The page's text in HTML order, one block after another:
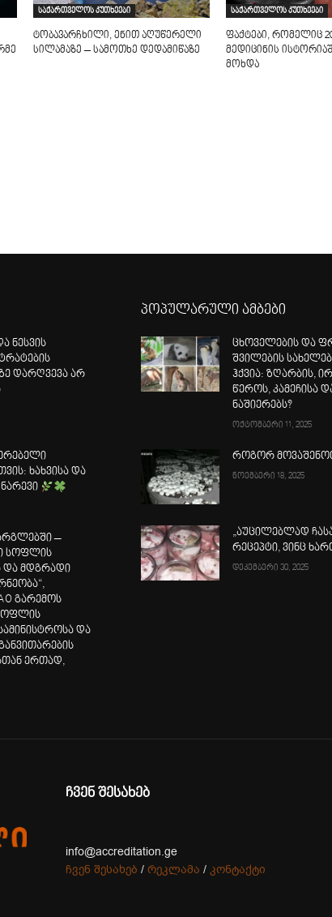
საქართველოს კუთხეები
ტობავარჩხილი, ენით აღუწერელი
სილამაზე – სამოთხე დედამიწაზე
საქართველოს კუთხეები
ფაქტები, რომელიც
მედიცინის
მოხდა
ნესვის
დარღვევა არ
ხახვისა და
–
სოფლის
და მდგრადი
გარემოს
და
ერთად,
პოპულარული ამბები
ცხოველების და
შვილების
ჰქვია: ზღარბის,
წეროს, კამეჩისა
ნაშიერებს?
ოქტომბერი 11, 2025
როგორ
ნოემბერი 18, 2025
„აუცილებლად
რეცეპტი, ვინც
დეკემბერი 30, 2025
ჩვენ შესახებ
info@accreditation.ge
ჩვენ შესახებ / რეკლამა / კონტაქტი